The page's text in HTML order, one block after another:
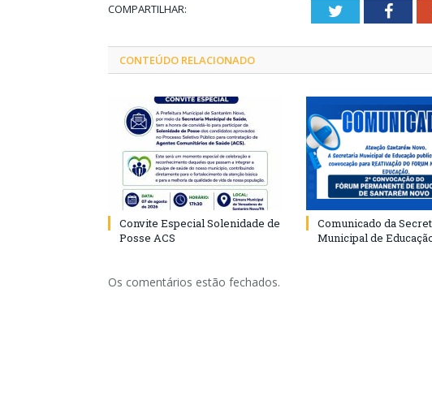
COMPARTILHAR: Twitter
CONTEÚDO RELACIONADO
Convite Especial Solenidade de
Posse ACS
Comunicado da
Municipal de
Os comentários estão fechados.